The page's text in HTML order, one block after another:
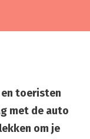
en toeristen
met de auto
om je